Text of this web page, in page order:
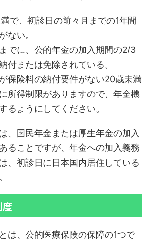
で、初診日の前々月までの1年間
ない。
でに、公的年金の加入期間の2/3
付または免除されている。
保険料の納付要件がない20歳未満
所得制限がありますので、年金機
るようにしてください。
、国民年金または厚生年金の加入
ることですが、年金への加入義務
、初診日に日本国内居住している
度
は、公的医療保険の保障の1つで